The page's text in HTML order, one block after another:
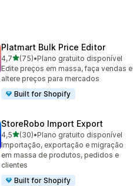
Platmart Bulk Price Editor
4,7de 5 estrelas
(75)
75 avaliações ao todo
•Plano gratuito disponível
Edite preços em massa, faça vendas e
altere preços para mercados
Built for Shopify
StoreRobo Import Export
4,5de 5 estrelas
(30)
30 avaliações ao todo
•Plano gratuito disponível
Importação, exportação e migração
em massa de produtos, pedidos e
clientes
Built for Shopify